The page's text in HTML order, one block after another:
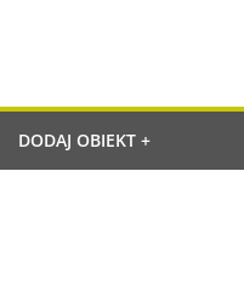
DODAJ OBIEKT +